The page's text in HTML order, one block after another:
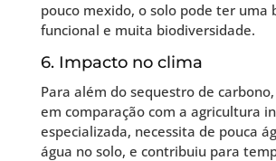
pouco mexido, o solo pode ter uma
funcional e muita biodiversidade.
6. Impacto no clima
Para além do sequestro de
em comparação com a agricultura
especializada, necessita de pouca
água no solo, e contribuiu para